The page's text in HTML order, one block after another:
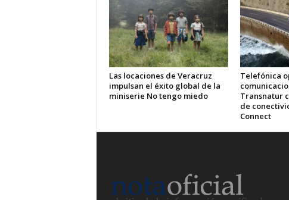
Las locaciones de Veracruz
impulsan el éxito global de la
miniserie No tengo miedo
Telefónica
Transnatur
de
Connect